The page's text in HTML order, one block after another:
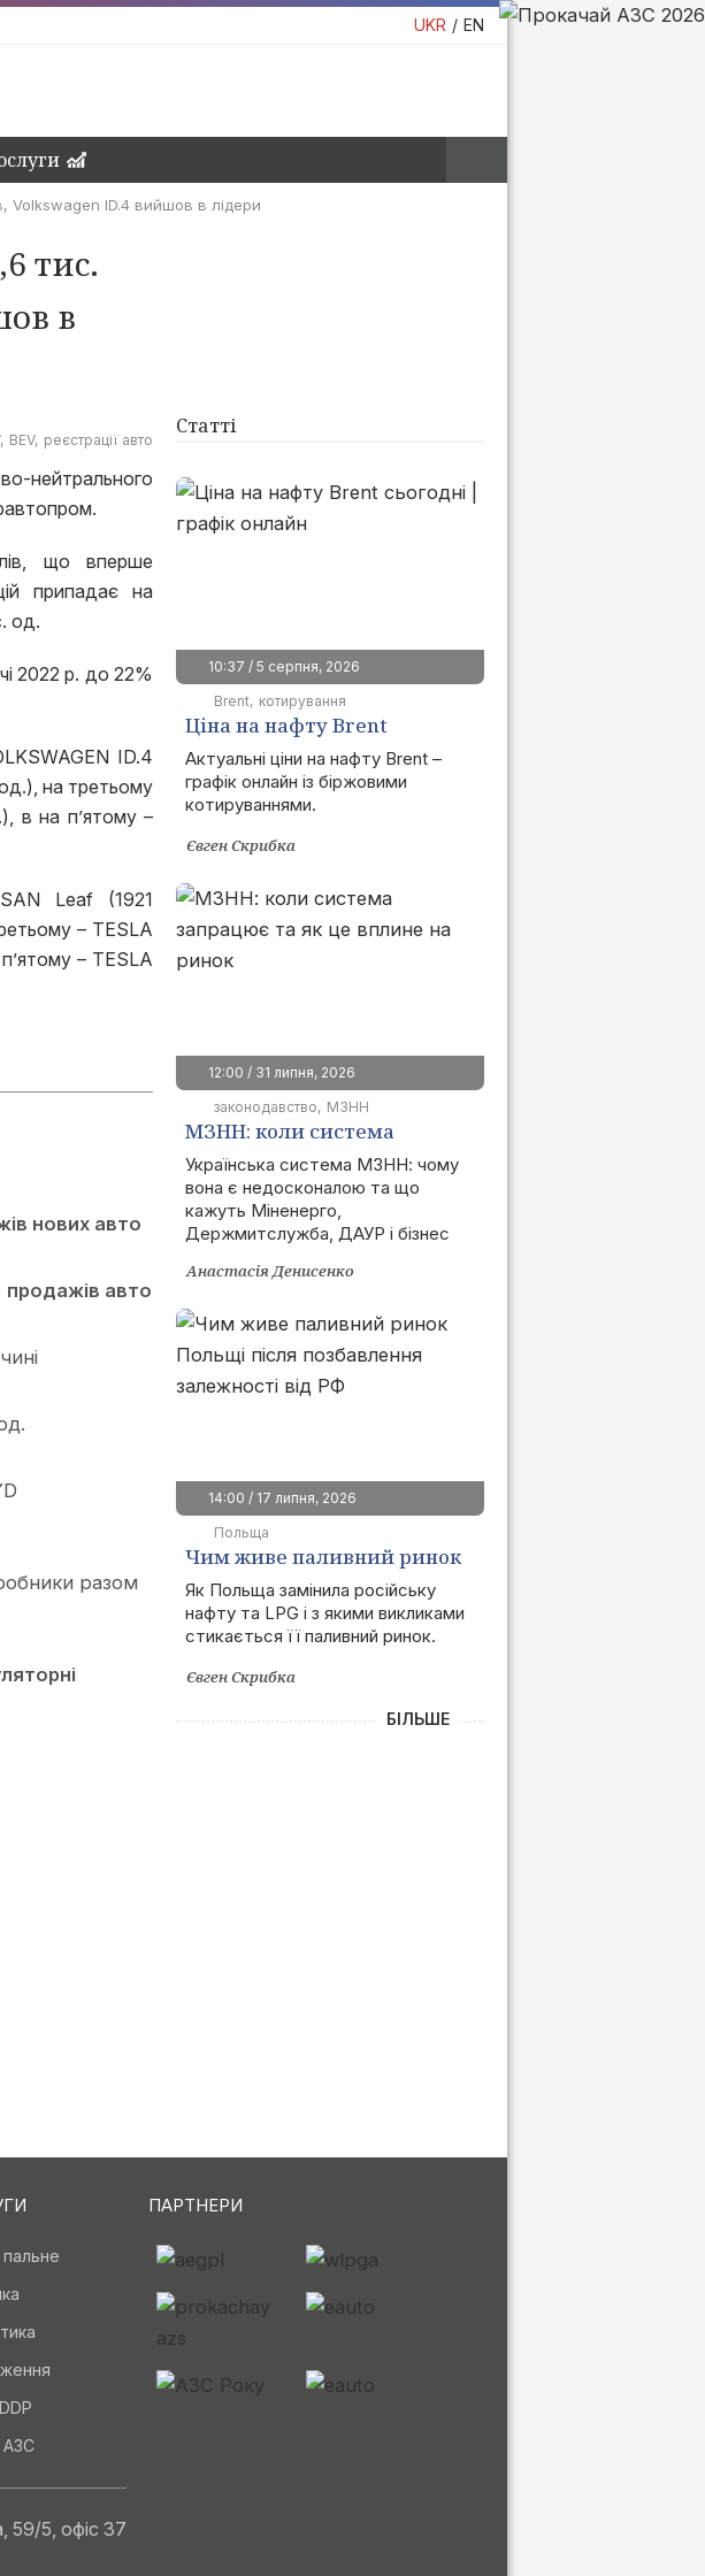
UKR EN
Volkswagen ID.4 вийшов в лідери
тис.
в
BEV реєстрації авто
нейтрального
що вперше
припадає на
од.
2022 р. до 22%
ID.4
на третьому
в на п’ятому –
Leaf (1921
– TESLA
– TESLA
нових авто
продажів авто
разом
Статті
10:37 / 5 серпня, 2026
Brent котирування
Ціна на нафту Brent
сьогодні | графік онлайн
Актуальні ціни на нафту Brent –
графік онлайн із біржовими
котируваннями.
Євген Скрибка
12:00 / 31 липня, 2026
законодавство
МЗНН
МЗНН: коли система
запрацює та як це вплине
на ринок
Українська система МЗНН: чому
вона є недосконалою та що
кажуть Міненерго,
Держмитслужба, ДАУР і бізнес
Анастасія Денисенко
14:00 / 17 липня, 2026
Польща
Чим живе паливний ринок
Польщі після позбавлення
залежності від РФ
Як Польща замінила російську
нафту та LPG і з якими викликами
стикається її паливний ринок.
Євген Скрибка
БІЛЬШЕ
пальне
АЗС
59/5, офіс 37
ПАРТНЕРИ